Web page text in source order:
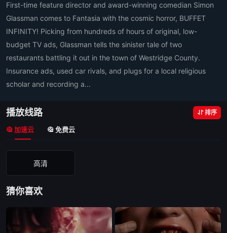
First-time feature director and award-winning comedian Simon
Glassman comes to Fantasia with the cosmic horror, BUFFET
INFINITY! Picking from hundreds of hours of original, low-
budget TV ads, Glassman tells the sinister tale of two
restaurants battling it out in the town of Westridge County.
Insurance ads, used car rivals, and plugs for a local religious
scholar and recording a...
播放线路 排序
加速云 免费云
高清
猜你喜欢